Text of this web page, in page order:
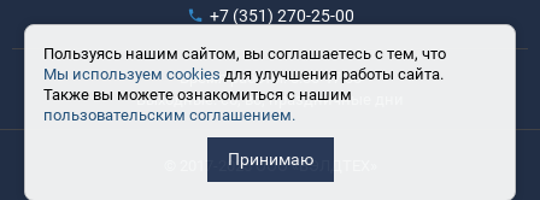
+7 (351) 270-25-00
Время работы: 8:30-17:30
Выходные: сб, вс, праздничные дни
© 2017-2025 ООО «ВЭЛДТЕХ»
Пользуясь нашим сайтом, вы соглашаетесь с тем, что
Мы используем cookies для улучшения работы сайта.
Также вы можете ознакомиться с нашим
пользовательским соглашением.
Принимаю